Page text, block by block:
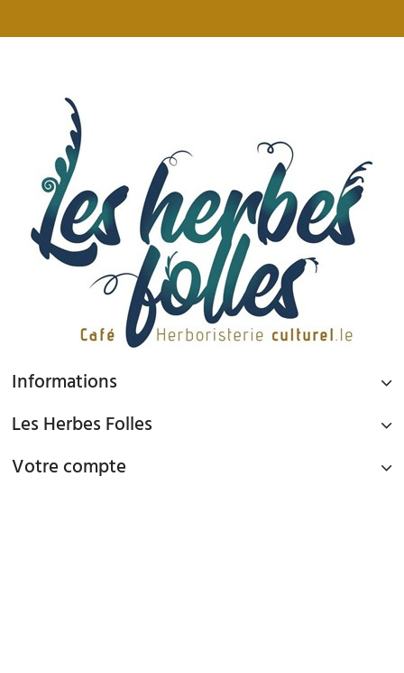
Informations
Les Herbes Folles
Votre compte